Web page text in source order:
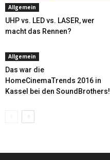
Allgemein
UHP vs. LED vs. LASER, wer
macht das Rennen?
Allgemein
Das war die
HomeCinemaTrends 2016 in
Kassel bei den SoundBrothers!